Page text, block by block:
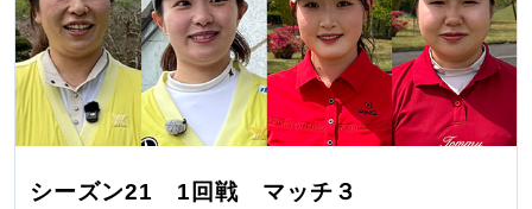
シーズン21 1回戦 マッチ３